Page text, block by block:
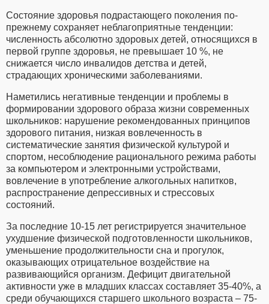
Состояние здоровья подрастающего поколения по-
прежнему сохра­няет неблагоприятные тенденции:
численность абсолютно здоровых детей, относящихся в
первой группе здоровья, не превышает 10 %, не
снижается число инвалидов детства и детей,
страдающих хроническими заболеваниями.
Наметились негативные тенденции и проблемы в
формировании здорового образа жизни современных
школьников: нарушение рекомендованных принципов
здорового питания, низкая вовлеченность в
систематические занятия физической культурой и
спортом, несоблюдение рационального режима работы
за компьютером и электронными устройствами,
вовлечение в употребление алкогольных напитков,
распространение депрессивных и стрессовых
состояний.
За последние 10-15 лет регистрируется значительное
ухудшение физической подготовленности школьников,
уменьшение продолжительности сна и прогулок,
оказывающих отрицательное воздействие на
развивающийся организм. Дефицит двигательной
активности уже в младших классах составляет 35-40%, а
среди обучающихся старшего школьного возраста – 75-